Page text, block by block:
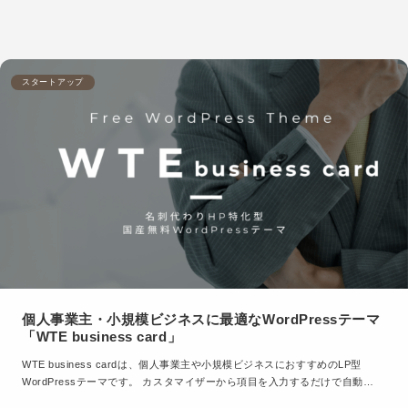
スタートアップ
個人事業主・小規模ビジネスに最適なWordPressテーマ
「WTE business card」
WTE business cardは、個人事業主や小規模ビジネスにおすすめのLP型
WordPressテーマです。 カスタマイザーから項目を入力するだけで自動…